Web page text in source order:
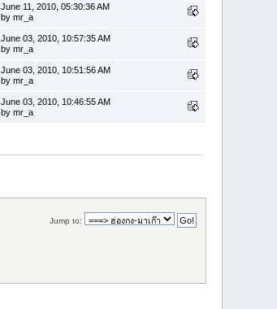
June 11, 2010, 05:30:36 AM
by mr_a
June 03, 2010, 10:57:35 AM
by mr_a
June 03, 2010, 10:51:56 AM
by mr_a
June 03, 2010, 10:46:55 AM
by mr_a
Jump to: